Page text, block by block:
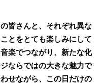
皆さんと、それぞれ異な
とをとても楽しみにして
楽でつながり、新たな化
ならではの大きな魅力で
せながら、この日だけの